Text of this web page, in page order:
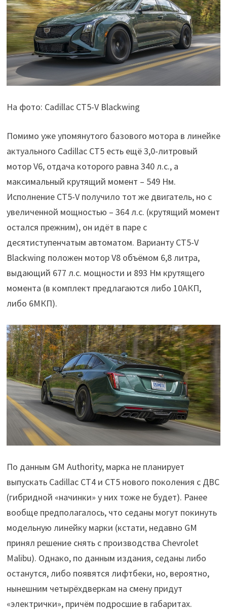
На фото: Cadillac CT5-V Blackwing
Помимо уже упомянутого базового мотора в линейке
актуального Cadillac CT5 есть ещё 3,0-литровый
мотор V6, отдача которого равна 340 л.с., а
максимальный крутящий момент – 549 Нм.
Исполнение CT5-V получило тот же двигатель, но с
увеличенной мощностью – 364 л.с. (крутящий момент
остался прежним), он идёт в паре с
десятиступенчатым автоматом. Варианту CT5-V
Blackwing положен мотор V8 объёмом 6,8 литра,
выдающий 677 л.с. мощности и 893 Нм крутящего
момента (в комплект предлагаются либо 10АКП,
либо 6МКП).
По данным GM Authority, марка не планирует
выпускать Cadillac CT4 и CT5 нового поколения с ДВС
(гибридной «начинки» у них тоже не будет). Ранее
вообще предполагалось, что седаны могут покинуть
модельную линейку марки (кстати, недавно GM
принял решение снять с производства Chevrolet
Malibu). Однако, по данным издания, седаны либо
останутся, либо появятся лифтбеки, но, вероятно,
нынешним четырёхдверкам на смену придут
«электрички», причём подросшие в габаритах.